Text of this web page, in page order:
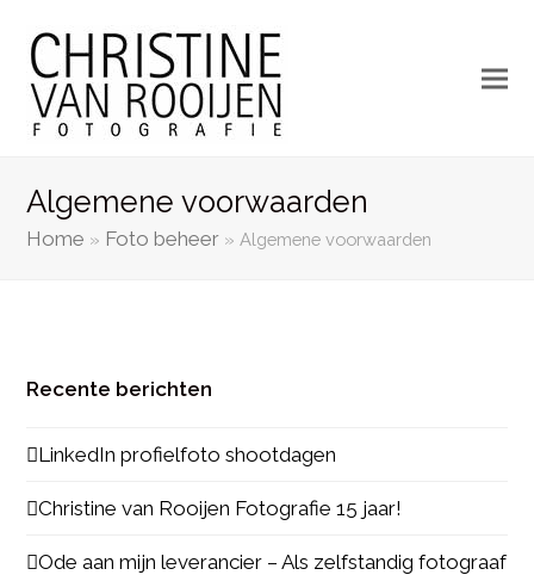
Algemene voorwaarden
Home » Foto beheer » Algemene voorwaarden
Recente berichten
LinkedIn profielfoto shootdagen
Christine van Rooijen Fotografie 15 jaar!
Ode aan mijn leverancier – Als zelfstandig fotograaf